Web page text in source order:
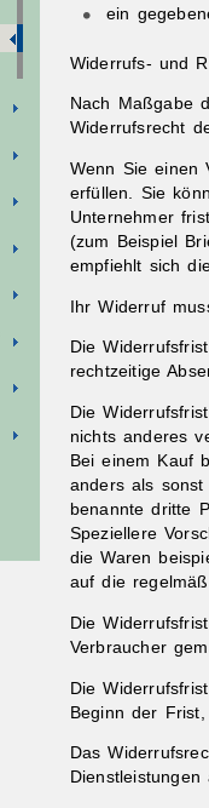
ein
Widerrufs- und
Nach Maßgabe
Widerrufsrecht
Wenn Sie einen
erfüllen. Sie
Unternehmer
(zum Beispiel
empfiehlt sich
Ihr Widerruf
Die
rechtzeitige
Die
nichts anderes
Bei einem Kauf
anders als
benannte dritte
Speziellere
die Waren
auf die
Die
Verbraucher
Die
Beginn der
Das